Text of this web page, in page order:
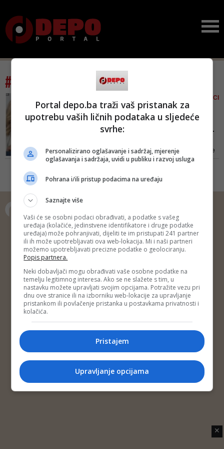
#tag: Dževad Poturak
VIDEO/ SEKSIZAM NA SJEDNICI
SKUPŠTINE KS
Kako je došlo do žestoke
rasprave o haljini minist...
nakon što je Poturak kazao da je
ministrica Nikolić "jako
pošla na plažu" te da joj "fale
Copyright © 2014 Depo Portal
Impressum
Kontakt Marketing
Privatnost korisnika
O nama
✕
Portal depo.ba traži vaš pristanak za
upotrebu vaših ličnih podataka u sljedeće
svrhe:
Personalizirano oglašavanje i sadržaj, mjerenje
oglašavanja i sadržaja, uvidi u publiku i razvoj usluga
Pohrana i/ili pristup podacima na uređaju
Saznajte više
Vaši će se osobni podaci obrađivati, a podatke s vašeg
uređaja (kolačiće, jedinstvene identifikatore i druge podatke
uređaja) može pohranjivati, dijeliti te im pristupati 241 partner
ili ih može upotrebljavati ova web-lokacija. Mi i naši partneri
možemo upotrebljavati precizne podatke o geolociranju.
Popis partnera.
Neki dobavljači mogu obrađivati vaše osobne podatke na
temelju legitimnog interesa. Ako se ne slažete s tim, u
nastavku možete upravljati svojim opcijama. Potražite vezu pri
dnu ove stranice ili na izborniku web-lokacije za upravljanje
pristankom ili povlačenje pristanka u postavkama privatnosti i
kolačića.
Pristajem
Upravljanje opcijama